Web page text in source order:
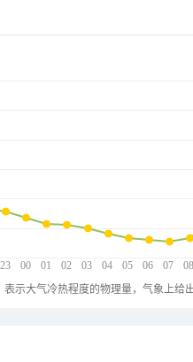
23 00 01 02 03 04 05 06 07 08
表示大气冷热程度的物理量，气象上给